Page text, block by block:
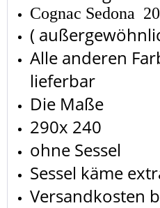
Cognac Sedona
(
Alle anderen
lieferbar
Die Maße
290x 240
ohne Sessel
Sessel käme
Versandkosten